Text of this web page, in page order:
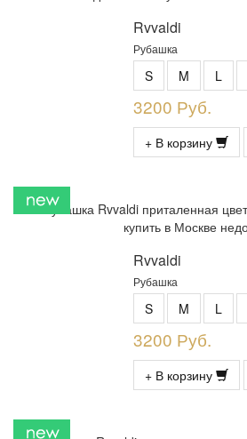
Rvvaldi
Рубашка
S M L
3200 Руб.
+ В корзину
Rvvaldi
Рубашка
S M L
3200 Руб.
+ В корзину